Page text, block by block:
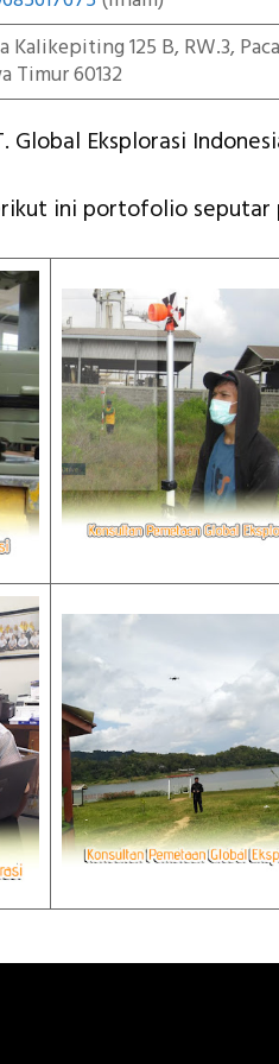
Kalikepiting 125 B, RW.3,
Timur 60132
Global Eksplorasi
ini portofolio seputar